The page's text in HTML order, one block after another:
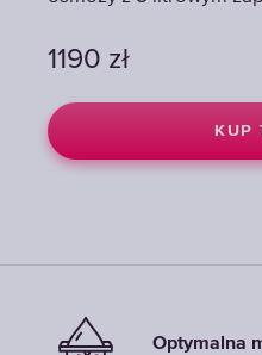
1190 zł
KUP
1190 zł
KUP
1190 zł
KUP
Optymalna